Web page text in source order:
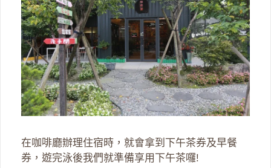
在咖啡廳辦理住宿時，就會拿到下午茶券及早餐
券，遊完泳後我們就準備享用下午茶囉!